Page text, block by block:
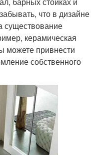
что в дизайне
существование
керамическая
можете привнести
собственного